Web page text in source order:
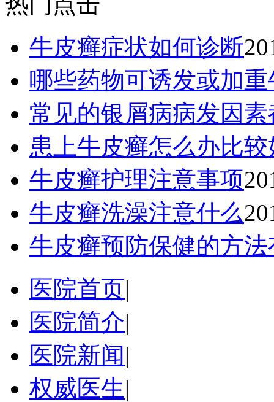
牛皮癣症状如何诊断
哪些药物可诱发或加
常见的银屑病病发因
患上牛皮癣怎么办比较
牛皮癣护理注意事项
牛皮癣洗澡注意什么
牛皮癣预防保健的方
医院首页|
医院简介|
医院新闻|
权威医生|